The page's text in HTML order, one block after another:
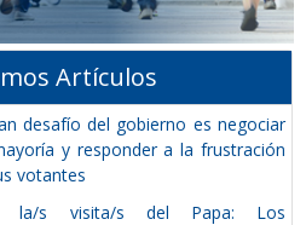
Artículos
desafío del gobierno es negociar
y responder a la frustración
votantes
la/s visita/s del Papa: Los